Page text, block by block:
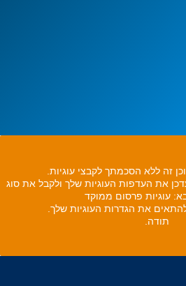
זה ללא הסכמתך לקבצי עוגיות.
את העדפות העוגיות שלך ולקבל את סוג
עוגיות פרסום ממוקד
את הגדרות העוגיות שלך.
תודה.